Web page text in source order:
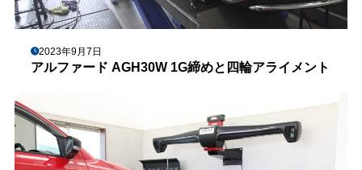
2023年9月7日
アルファード AGH30W 1G締めと四輪アライメント